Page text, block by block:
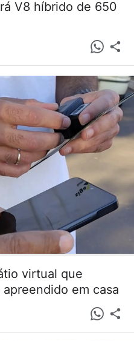
V8 híbrido de 650
virtual que
em casa